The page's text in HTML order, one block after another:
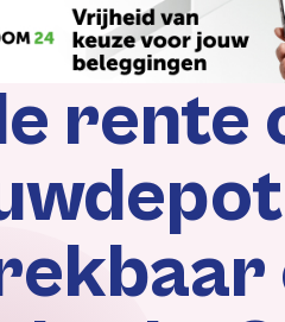
Informatie
Hypotheek
rente